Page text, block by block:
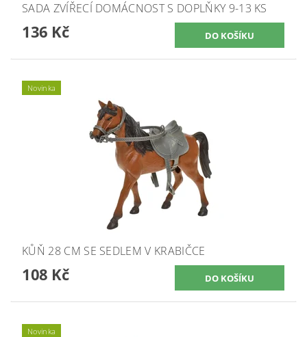
SADA ZVÍŘECÍ DOMÁCNOST S DOPLŇKY 9-13 KS
136 Kč
Novinka
KŮŇ 28 CM SE SEDLEM V KRABIČCE
108 Kč
Novinka